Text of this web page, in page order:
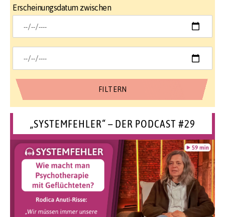
Erscheinungsdatum zwischen
„SYSTEMFEHLER“ – DER PODCAST #29